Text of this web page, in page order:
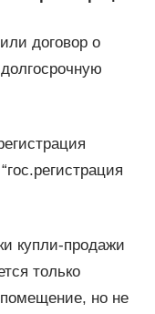
договор о
купли-продажи
только
но не